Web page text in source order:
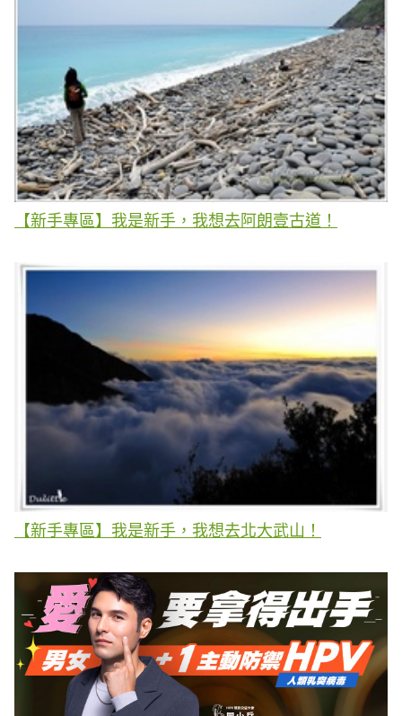
【新手專區】我是新手，我想去阿朗壹古道！
【新手專區】我是新手，我想去北大武山！